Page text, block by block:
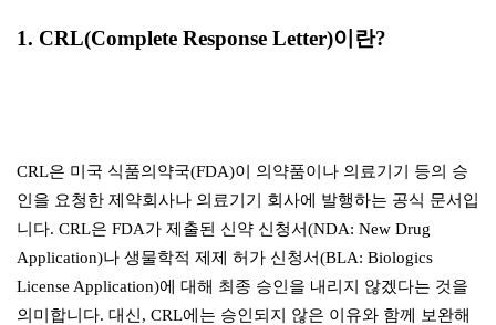
1. CRL(Complete Response Letter)이란?
CRL은 미국 식품의약국(FDA)이 의약품이나 의료기기 등의 승
인을 요청한 제약회사나 의료기기 회사에 발행하는 공식 문서입
니다. CRL은 FDA가 제출된 신약 신청서(NDA: New Drug
Application)나 생물학적 제제 허가 신청서(BLA: Biologics
License Application)에 대해 최종 승인을 내리지 않겠다는 것을
의미합니다. 대신, CRL에는 승인되지 않은 이유와 함께 보완해